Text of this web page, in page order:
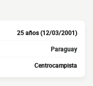
25 años (12/03/2001)
Paraguay
Centrocampista